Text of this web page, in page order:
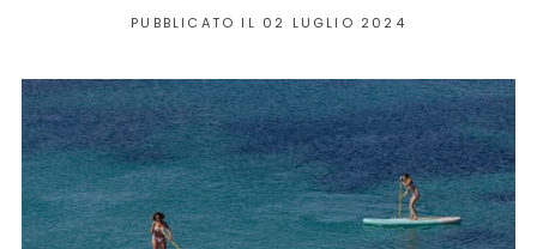
PUBBLICATO IL 02 LUGLIO 2024